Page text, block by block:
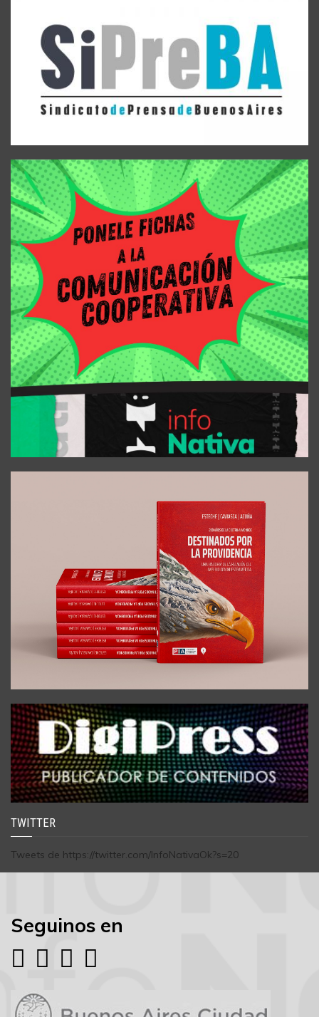
TWITTER
Tweets de https://twitter.com/InfoNativaOk?s=20
Seguinos en